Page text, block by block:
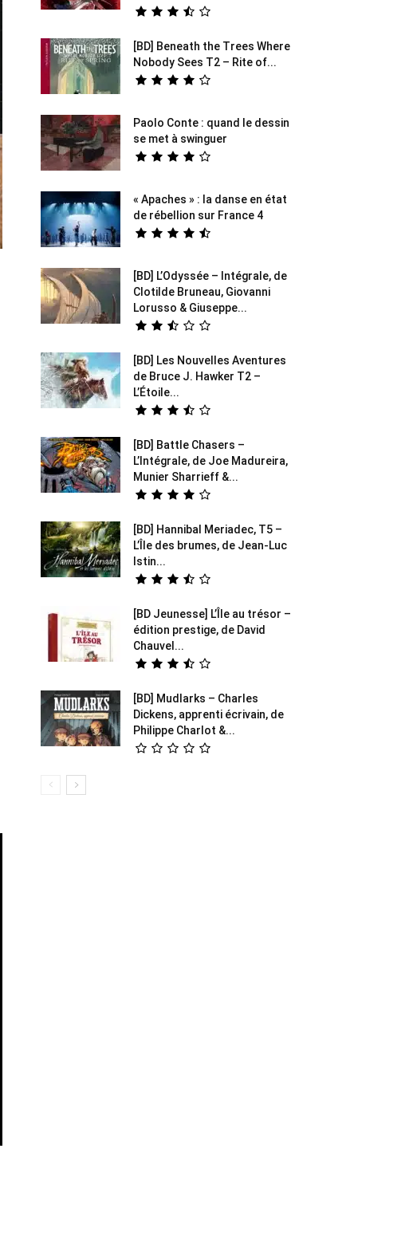
[BD] Beneath the Trees Where
Nobody Sees T2 – Rite of...
Paolo Conte : quand le dessin
se met à swinguer
« Apaches » : la danse en état
de rébellion sur France 4
[BD] L’Odyssée – Intégrale, de
Clotilde Bruneau, Giovanni
Lorusso & Giuseppe...
[BD] Les Nouvelles Aventures
de Bruce J. Hawker T2 –
L’Étoile...
[BD] Battle Chasers –
L’Intégrale, de Joe Madureira,
Munier Sharrieff &...
[BD] Hannibal Meriadec, T5 –
L’Île des brumes, de Jean-Luc
Istin...
[BD Jeunesse] L’Île au trésor –
édition prestige, de David
Chauvel...
[BD] Mudlarks – Charles
Dickens, apprenti écrivain, de
Philippe Charlot &...